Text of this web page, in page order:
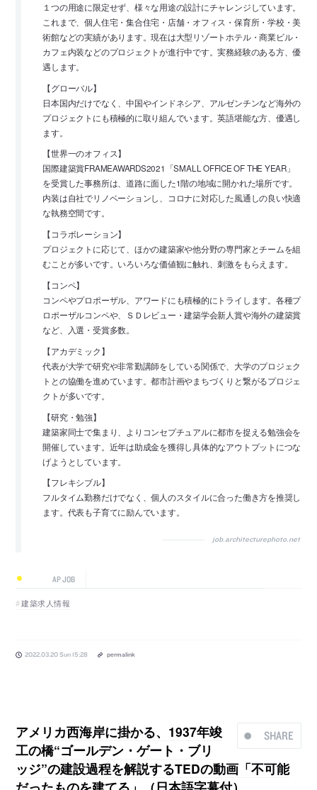
１つの用途に限定せず、様々な用途の設計にチャレンジしています。
これまで、個人住宅・集合住宅・店舗・オフィス・保育所・学校・美
術館などの実績があります。現在は大型リゾートホテル・商業ビル・
カフェ内装などのプロジェクトが進行中です。実務経験のある方、優
遇します。
【グローバル】
日本国内だけでなく、中国やインドネシア、アルゼンチンなど海外の
プロジェクトにも積極的に取り組んでいます。英語堪能な方、優遇し
ます。
【世界一のオフィス】
国際建築賞FRAMEAWARDS2021「SMALL OFFICE OF THE YEAR」
を受賞した事務所は、道路に面した1階の地域に開かれた場所です。
内装は自社でリノベーションし、コロナに対応した風通しの良い快適
な執務空間です。
【コラボレーション】
プロジェクトに応じて、ほかの建築家や他分野の専門家とチームを組
むことが多いです。いろいろな価値観に触れ、刺激をもらえます。
【コンペ】
コンペやプロポーザル、アワードにも積極的にトライします。各種プ
ロポーザルコンペや、ＳＤレビュー・建築学会新人賞や海外の建築賞
など、入選・受賞多数。
【アカデミック】
代表が大学で研究や非常勤講師をしている関係で、大学のプロジェク
トとの協働を進めています。都市計画やまちづくりと繋がるプロジェ
クトが多いです。
【研究・勉強】
建築家同士で集まり、よりコンセプチュアルに都市を捉える勉強会を
開催しています。近年は助成金を獲得し具体的なアウトプットにつな
げようとしています。
【フレキシブル】
フルタイム勤務だけでなく、個人のスタイルに合った働き方を推奨し
ます。代表も子育てに励んでいます。
job.architecturephoto.net
AP JOB
建築求人情報
2022.03.20 Sun 15:28 permalink
SHARE
アメリカ西海岸に掛かる、1937年竣
工の橋“ゴールデン・ゲート・ブリ
ッジ”の建設過程を解説するTEDの動画「不可能